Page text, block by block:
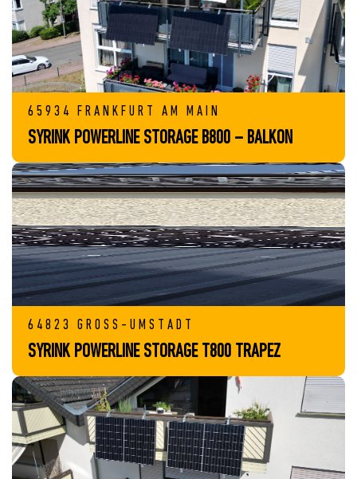
65934 FRANKFURT AM MAIN
SYRINK POWERLINE STORAGE B800 – BALKON
64823 GROSS-UMSTADT
SYRINK POWERLINE STORAGE T800 TRAPEZ